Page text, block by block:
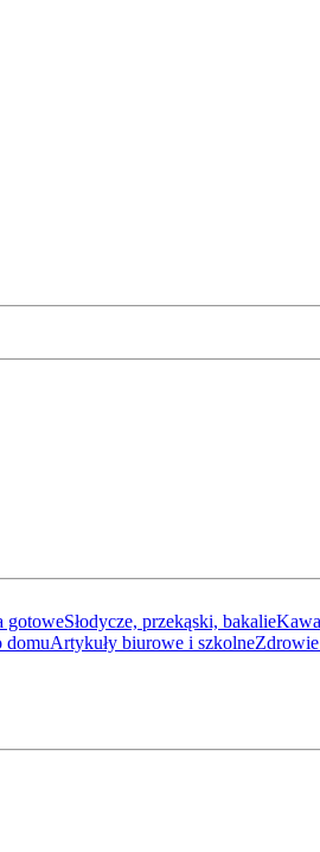
gotoweSłodycze, przekąski, bakalie
domuArtykuły biurowe i szkolne